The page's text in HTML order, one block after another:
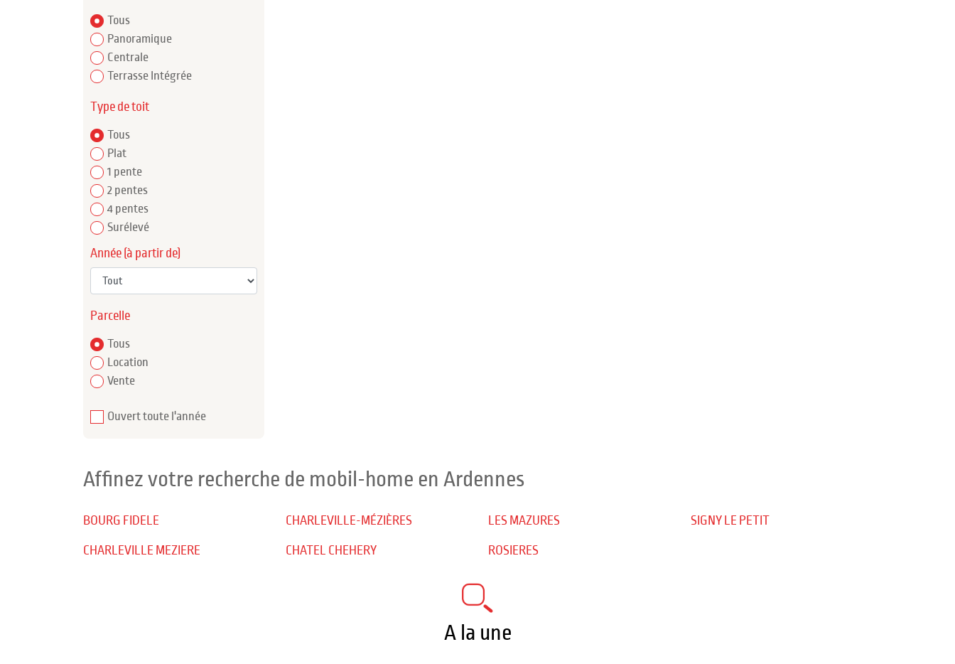
Tous
Panoramique
Centrale
Terrasse Intégrée
Type de toit
Tous
Plat
1 pente
2 pentes
4 pentes
Surélevé
Année (à partir de)
Parcelle
Tous
Location
Vente
Ouvert toute l'année
Affinez votre recherche de mobil-home en Ardennes
BOURG FIDELE
CHARLEVILLE MEZIERE
CHARLEVILLE-MÉZIÈRES
CHATEL CHEHERY
LES MAZURES
ROSIERES
SIGNY LE PETIT
A la une